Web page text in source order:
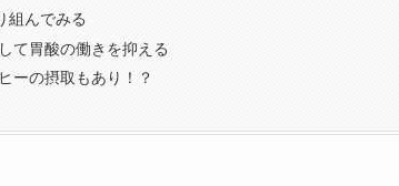
組んでみる
て胃酸の働きを抑える
ーの摂取もあり！？